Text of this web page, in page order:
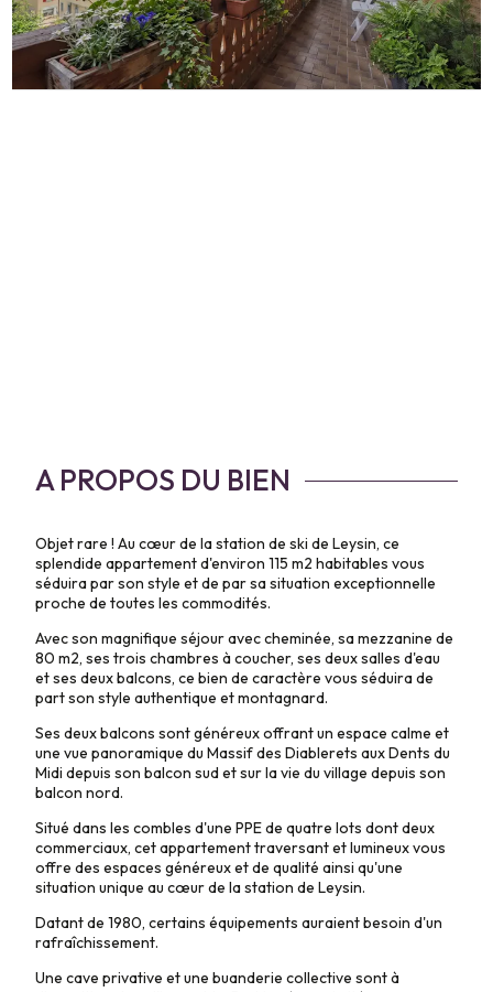
A PROPOS DU BIEN
Objet rare ! Au cœur de la station de ski de Leysin, ce
splendide appartement d'environ 115 m2 habitables vous
séduira par son style et de par sa situation exceptionnelle
proche de toutes les commodités.
Avec son magnifique séjour avec cheminée, sa mezzanine de
80 m2, ses trois chambres à coucher, ses deux salles d'eau
et ses deux balcons, ce bien de caractère vous séduira de
part son style authentique et montagnard.
Ses deux balcons sont généreux offrant un espace calme et
une vue panoramique du Massif des Diablerets aux Dents du
Midi depuis son balcon sud et sur la vie du village depuis son
balcon nord.
Situé dans les combles d'une PPE de quatre lots dont deux
commerciaux, cet appartement traversant et lumineux vous
offre des espaces généreux et de qualité ainsi qu'une
situation unique au cœur de la station de Leysin.
Datant de 1980, certains équipements auraient besoin d'un
rafraîchissement.
Une cave privative et une buanderie collective sont à